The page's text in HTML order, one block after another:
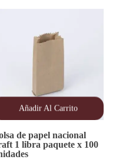
Añadir Al Carrito
de papel nacional
1 libra paquete x 100